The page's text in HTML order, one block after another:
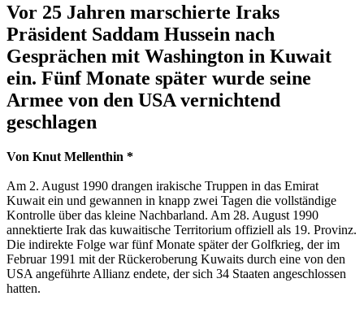
Vor 25 Jahren marschierte Iraks
Präsident Saddam Hussein nach
Gesprächen mit Washington in Kuwait
ein. Fünf Monate später wurde seine
Armee von den USA vernichtend
geschlagen
Von Knut Mellenthin *
Am 2. August 1990 drangen irakische Truppen in das Emirat
Kuwait ein und gewannen in knapp zwei Tagen die vollständige
Kontrolle über das kleine Nachbarland. Am 28. August 1990
annektierte Irak das kuwaitische Territorium offiziell als 19. Provinz.
Die indirekte Folge war fünf Monate später der Golfkrieg, der im
Februar 1991 mit der Rückeroberung Kuwaits durch eine von den
USA angeführte Allianz endete, der sich 34 Staaten angeschlossen
hatten.